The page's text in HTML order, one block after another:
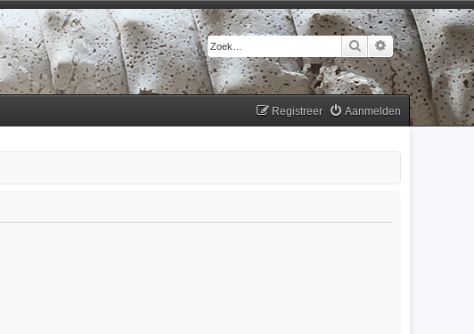
Zoek Uitgebreid
Aanmelden
Registreer